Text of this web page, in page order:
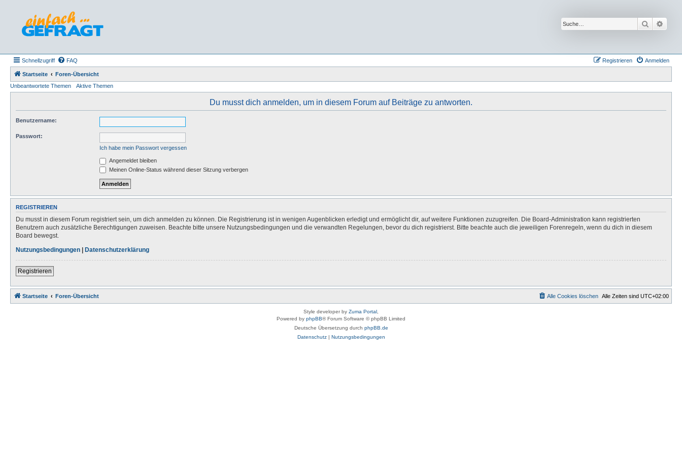
Suche
Schnellzugriff FAQ Anmelden
Registrieren
Startseite
Foren-Übersicht
Unbeantwortete Themen
Aktive Themen
Du musst dich anmelden, um in diesem Forum auf Beiträge zu antworten.
Benutzername:
Passwort:
Ich habe mein Passwort vergessen
Angemeldet bleiben
Meinen Online-Status während dieser Sitzung verbergen
REGISTRIEREN
Du musst in diesem Forum registriert sein, um dich anmelden zu können. Die Registrierung ist in wenigen Augenblicken erledigt und ermöglicht dir, auf weitere Funktionen zuzugreifen. Die Board-Administration kann registrierten
Benutzern auch zusätzliche Berechtigungen zuweisen. Beachte bitte unsere Nutzungsbedingungen und die verwandten Regelungen, bevor du dich registrierst. Bitte beachte auch die jeweiligen Forenregeln, wenn du dich in diesem
Board bewegst.
Nutzungsbedingungen | Datenschutzerklärung
Registrieren
Startseite Foren-Übersicht Alle Zeiten sind UTC+02:00
Alle Cookies löschen
Style developer by Zuma Portal
Powered by phpBB® Forum Software © phpBB Limited
Deutsche Übersetzung durch phpBB.de
Datenschutz| Nutzungsbedingungen